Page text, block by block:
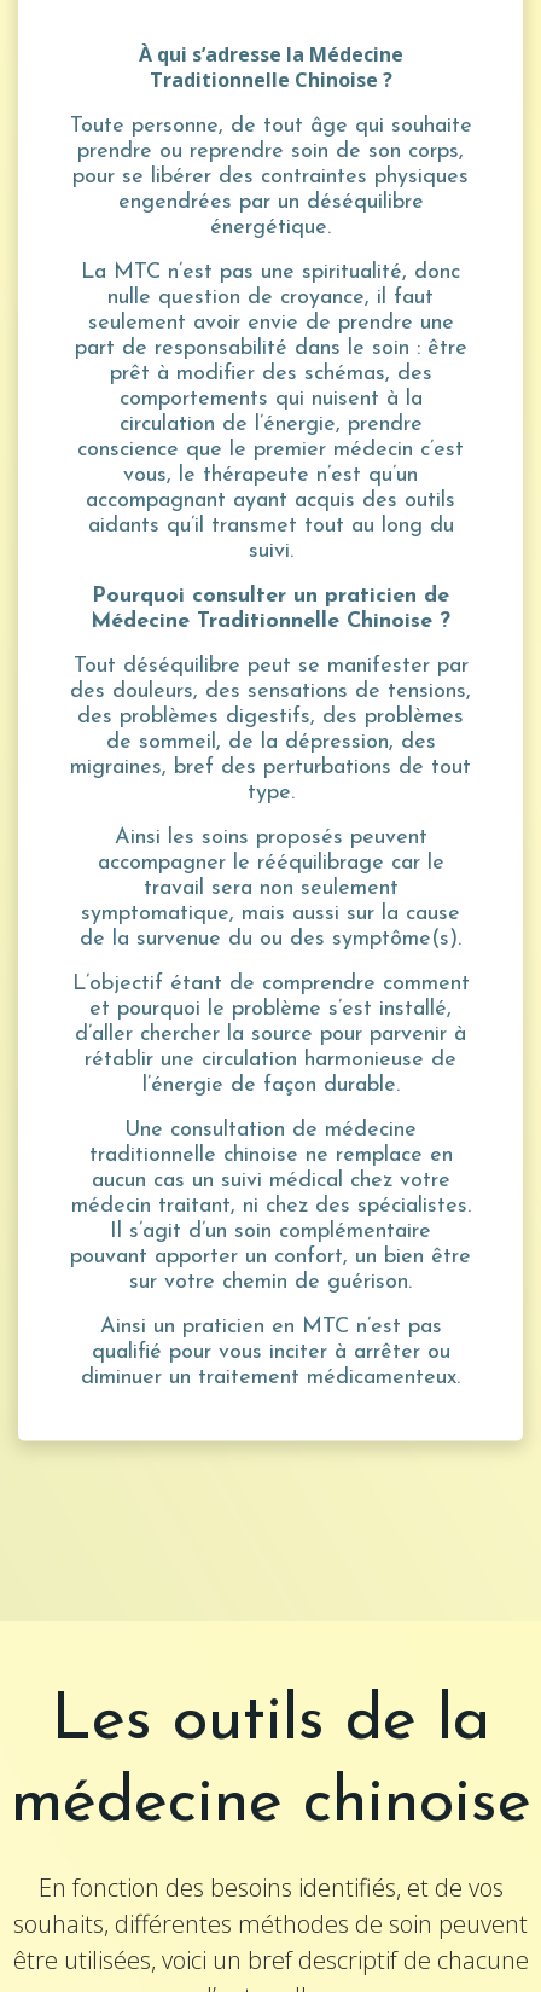
À qui s’adresse la Médecine
Traditionnelle Chinoise ?
Toute personne, de tout âge qui souhaite
prendre ou reprendre soin de son corps,
pour se libérer des contraintes physiques
engendrées par un déséquilibre
énergétique.
La MTC n’est pas une spiritualité, donc
nulle question de croyance, il faut
seulement avoir envie de prendre une
part de responsabilité dans le soin : être
prêt à modifier des schémas, des
comportements qui nuisent à la
circulation de l’énergie, prendre
conscience que le premier médecin c’est
vous, le thérapeute n’est qu’un
accompagnant ayant acquis des outils
aidants qu’il transmet tout au long du
suivi.
Pourquoi consulter un praticien de
Médecine Traditionnelle Chinoise ?
Tout déséquilibre peut se manifester par
des douleurs, des sensations de tensions,
des problèmes digestifs, des problèmes
de sommeil, de la dépression, des
migraines, bref des perturbations de tout
type.
Ainsi les soins proposés peuvent
accompagner le rééquilibrage car le
travail sera non seulement
symptomatique, mais aussi sur la cause
de la survenue du ou des symptôme(s).
L’objectif étant de comprendre comment
et pourquoi le problème s’est installé,
d’aller chercher la source pour parvenir à
rétablir une circulation harmonieuse de
l’énergie de façon durable.
Une consultation de médecine
traditionnelle chinoise ne remplace en
aucun cas un suivi médical chez votre
médecin traitant, ni chez des spécialistes.
Il s’agit d’un soin complémentaire
pouvant apporter un confort, un bien être
sur votre chemin de guérison.
Ainsi un praticien en MTC n’est pas
qualifié pour vous inciter à arrêter ou
diminuer un traitement médicamenteux.
Les outils de la
médecine chinoise
En fonction des besoins identifiés, et de vos
souhaits, différentes méthodes de soin peuvent
être utilisées, voici un bref descriptif de chacune